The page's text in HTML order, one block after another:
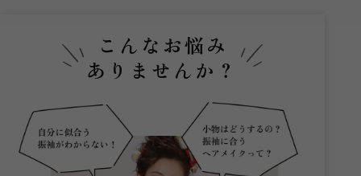
こんなお悩み
ありませんか？